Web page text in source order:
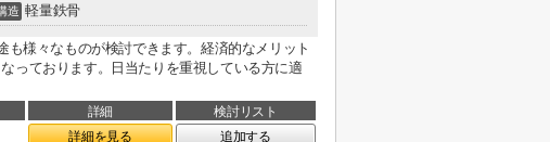
造 軽量鉄骨
も様々なものが検討できます。経済的なメリット
っております。日当たりを重視している方に適
詳細
検討リスト
詳細を見る 追加する